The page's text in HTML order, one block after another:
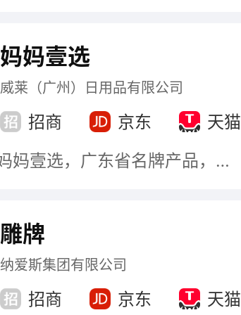
妈妈壹选
威莱（广州）日用品有限公司
招商 京东
天猫
威莱(广州)日用品有限公司，妈妈壹选，广东省名牌产品，家居清洁洗涤中高端品牌，广东省高新技术企业，致力于消毒和个人护理及家居清洁产品的知名企业，日化行业中增长速率最快的企业之一。
雕牌
纳爱斯集团有限公司
招商 京东
天猫